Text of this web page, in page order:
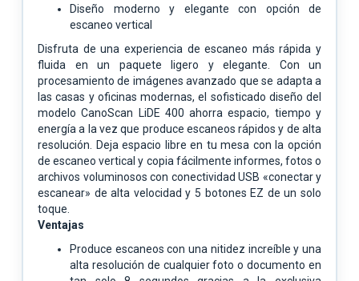
Diseño moderno y elegante con opción de
escaneo vertical
Disfruta de una experiencia de escaneo más rápida y
fluida en un paquete ligero y elegante. Con un
procesamiento de imágenes avanzado que se adapta a
las casas y oficinas modernas, el sofisticado diseño del
modelo CanoScan LiDE 400 ahorra espacio, tiempo y
energía a la vez que produce escaneos rápidos y de alta
resolución. Deja espacio libre en tu mesa con la opción
de escaneo vertical y copia fácilmente informes, fotos o
archivos voluminosos con conectividad USB «conectar y
escanear» de alta velocidad y 5 botones EZ de un solo
toque.
Ventajas
Produce escaneos con una nitidez increíble y una
alta resolución de cualquier foto o documento en